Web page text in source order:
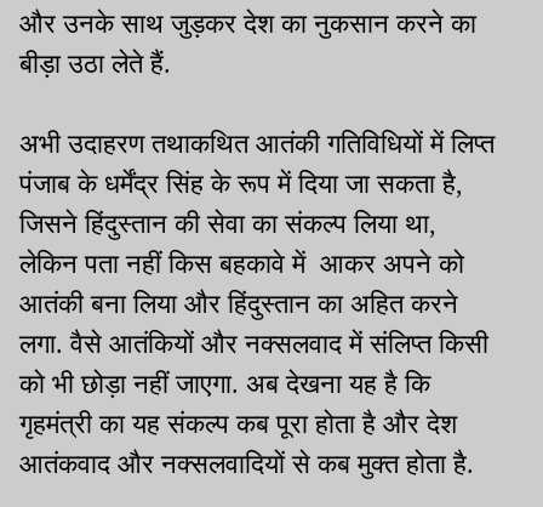
और उनके साथ जुड़कर देश का नुकसान करने का
बीड़ा उठा लेते हैं.
अभी उदाहरण तथाकथित आतंकी गतिविधियों में लिप्त
पंजाब के धर्मेंद्र सिंह के रूप में दिया जा सकता है,
जिसने हिंदुस्तान की सेवा का संकल्प लिया था,
लेकिन पता नहीं किस बहकावे में आकर अपने को
आतंकी बना लिया और हिंदुस्तान का अहित करने
लगा. वैसे आतंकियों और नक्सलवाद में संलिप्त किसी
को भी छोड़ा नहीं जाएगा. अब देखना यह है कि
गृहमंत्री का यह संकल्प कब पूरा होता है और देश
आतंकवाद और नक्सलवादियों से कब मुक्त होता है.